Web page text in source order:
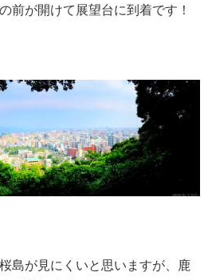
前が開けて展望台に到着です！
島が見にくいと思いますが、鹿